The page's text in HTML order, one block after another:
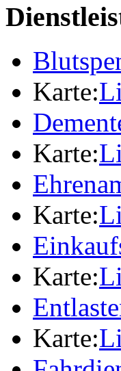
Karte:
Karte:
Karte:
Karte:
Karte: